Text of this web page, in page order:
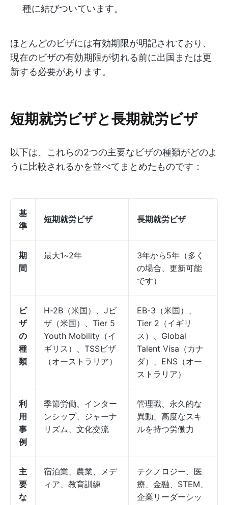
種に結びついています。
ほとんどのビザには有効期限が明記されており、
現在のビザの有効期限が切れる前に出国または更
新する必要があります。
短期就労ビザと長期就労ビザ
以下は、これらの2つの主要なビザの種類がどのよ
うに比較されるかを並べてまとめたものです：
基
準
短期就労ビザ 長期就労ビザ
期
間
最大1~2年
3年から5年（多く
の場合、更新可能
です）
ビ
ザ
の
種
類
H-2B（米国）、Jビ
ザ（米国）、Tier 5
Youth Mobility（イ
ギリス）、TSSビザ
（オーストラリア）
EB-3（米国）、
Tier 2（イギリ
ス）、Global
Talent Visa（カナ
ダ）、ENS（オー
ストラリア）
利
用
事
例
季節労働、インター
ンシップ、ジャーナ
リズム、文化交流
管理職、永久的な
異動、高度なスキ
ルを持つ労働力
主
要
な
宿泊業、農業、メデ
ィア、教育訓練
テクノロジー、医
療、金融、STEM、
企業リーダーシッ